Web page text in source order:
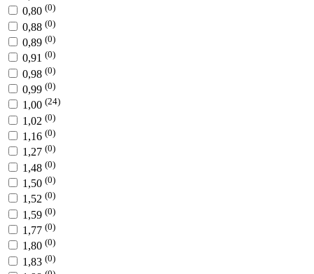
0,80 (0)
0,88 (0)
0,89 (0)
0,91 (0)
0,98 (0)
0,99 (0)
1,00 (24)
1,02 (0)
1,16 (0)
1,27 (0)
1,48 (0)
1,50 (0)
1,52 (0)
1,59 (0)
1,77 (0)
1,80 (0)
1,83 (0)